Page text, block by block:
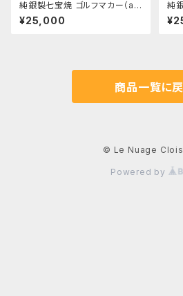
純銀製七宝焼 ゴルフマカー（a
o）
¥25,000
純
商品一覧に
© Le Nuage
Powered by